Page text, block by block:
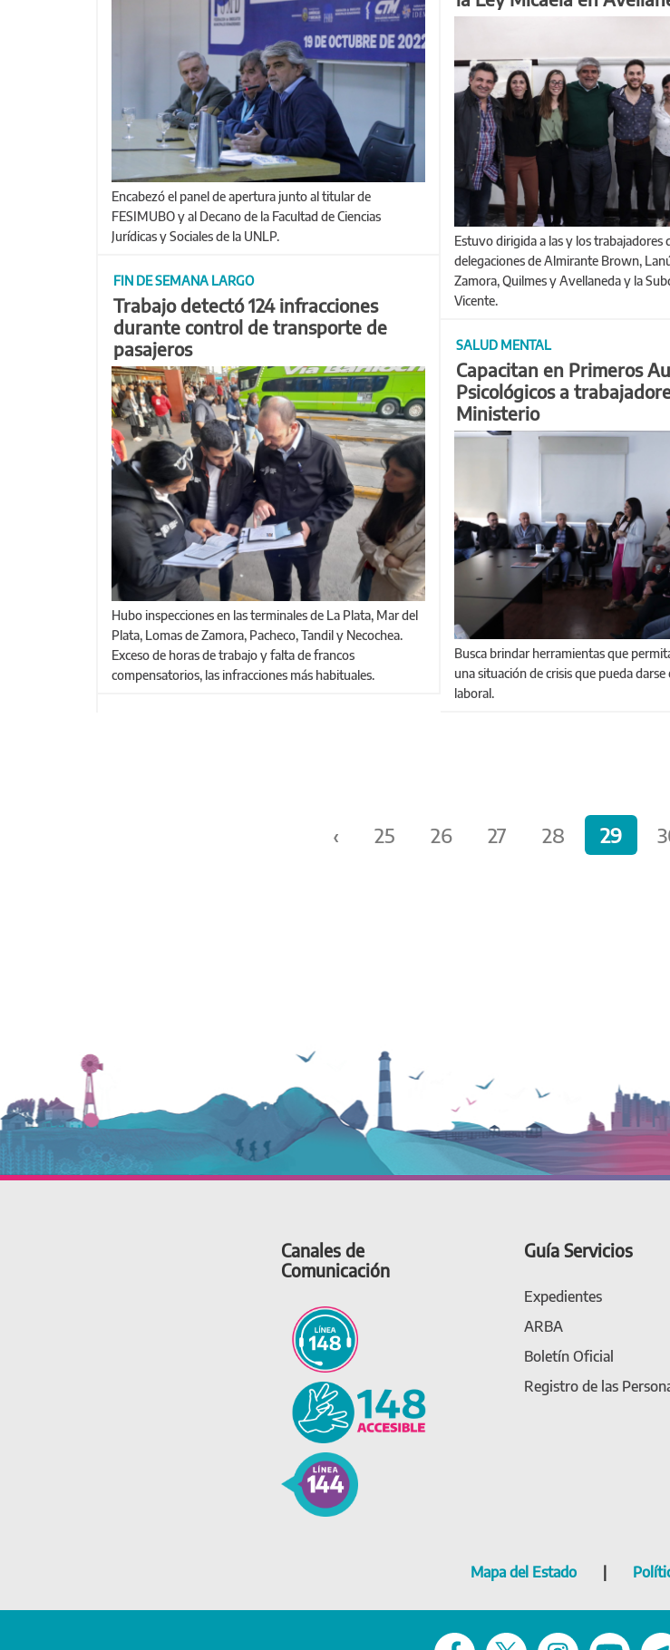
Encabezó el panel de apertura junto al titular de
FESIMUBO y al Decano de la Facultad de Ciencias
Jurídicas y Sociales de la UNLP.
Estuvo dirigida a las y los trabajadores de las
delegaciones de Almirante Brown,
Zamora, Quilmes y Avellaneda y la
Vicente.
FIN DE SEMANA LARGO
Trabajo detectó 124 infracciones
durante control de transporte de
pasajeros
Hubo inspecciones en las terminales de La Plata, Mar del
Plata, Lomas de Zamora, Pacheco, Tandil y Necochea.
Exceso de horas de trabajo y falta de francos
compensatorios, las infracciones más habituales.
SALUD MENTAL
Capacitan en Primeros
Psicológicos a
Ministerio
Busca brindar herramientas que permitan intervenir ante
una situación de crisis que pueda
laboral.
‹ 25 26 27 28 29
Canales de
Comunicación
Guía Servicios
Expedientes
ARBA
Boletín Oficial
Registro de las
Mapa del Estado |